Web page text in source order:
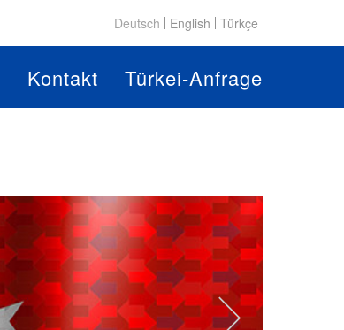
Deutsch English Türkçe
Kontakt Türkei-Anfrage